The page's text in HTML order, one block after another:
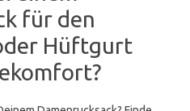
für den
Hüftgurt